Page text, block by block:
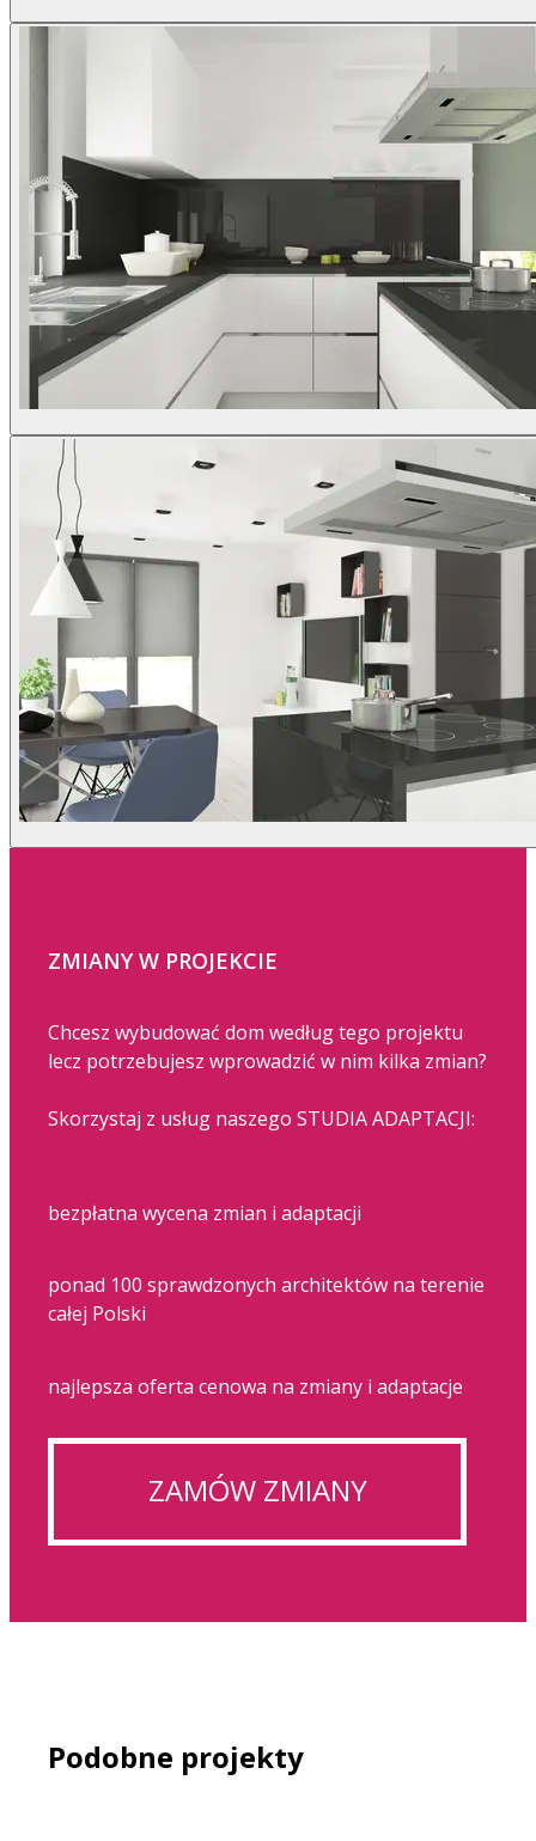
ZMIANY W PROJEKCIE
Chcesz wybudować dom według tego projektu
lecz potrzebujesz wprowadzić w nim kilka zmian?
Skorzystaj z usług naszego STUDIA ADAPTACJI:
bezpłatna wycena zmian i adaptacji
ponad 100 sprawdzonych architektów na terenie
całej Polski
najlepsza oferta cenowa na zmiany i adaptacje
ZAMÓW ZMIANY
Podobne projekty